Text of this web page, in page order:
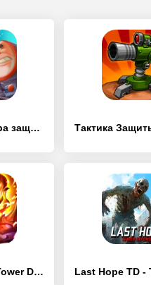
Mega Tower - игра защиты башни
Empire Warrior: Tower Defense Premium